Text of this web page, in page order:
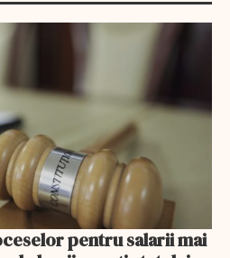
pentru salarii mai